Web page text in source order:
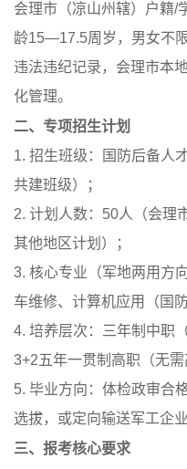
会理市（凉山州辖）户籍/
龄15—17.5周岁，男女不
违法违纪记录，会理市本
化管理。
二、专项招生计划
1. 招生班级：国防后备人
共建班级）；
2. 计划人数：50人（会理
其他地区计划）；
3. 核心专业（军地两用方
车维修、计算机应用（国
4. 培养层次：三年制中职
3+2五年一贯制高职（无需
5. 毕业方向：体检政审合
选拔，或定向输送军工企
三、报考核心要求